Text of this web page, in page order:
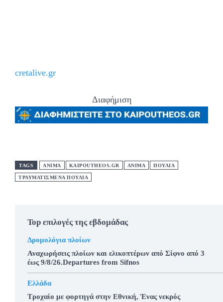
cretalive.gr
Διαφήμιση
TAGS ANIMA KAIPOUTHEOS.GR ΑΝΙΜΑ ΠΟΥΛΙΑ
ΤΡΑΥΜΑΤΙΣΜΕΝΑ ΠΟΥΛΙΑ
Top επιλογές της εβδομάδας
Δρομολόγια πλοίων
Αναχωρήσεις πλοίων και ελικοπτέρων από Σίφνο από 3
έως 9/8/26.Departures from Sifnos
Ελλάδα
Τροχαίο με φορτηγά στην Εθνική, Ένας νεκρός